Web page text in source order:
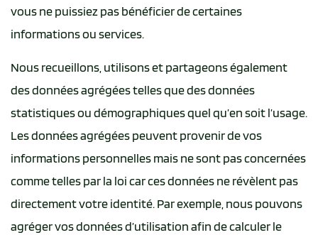
vous ne puissiez pas bénéficier de certaines
informations ou services.
Nous recueillons, utilisons et partageons également
des données agrégées telles que des données
statistiques ou démographiques quel qu’en soit l’usage.
Les données agrégées peuvent provenir de vos
informations personnelles mais ne sont pas concernées
comme telles par la loi car ces données ne révèlent pas
directement votre identité. Par exemple, nous pouvons
agréger vos données d’utilisation afin de calculer le